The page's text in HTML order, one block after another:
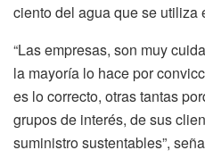
ciento del agua que se utiliza
“Las empresas, son muy
la mayoría lo hace por
es lo correcto, otras tantas
grupos de interés, de sus
suministro sustentables”,